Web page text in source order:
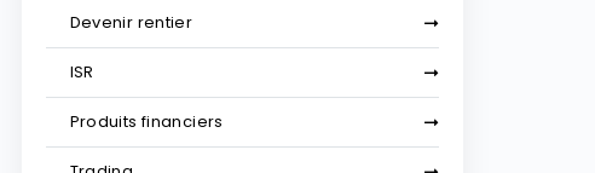
Devenir rentier
ISR
Produits financiers